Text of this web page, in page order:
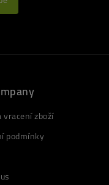
vracení zboží
podmínky